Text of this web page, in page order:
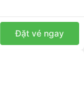
Đặt vé ngay